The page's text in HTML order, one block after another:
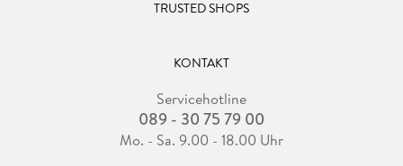
TRUSTED SHOPS
KONTAKT
Servicehotline
089 - 30 75 79 00
Mo. - Sa. 9.00 - 18.00 Uhr